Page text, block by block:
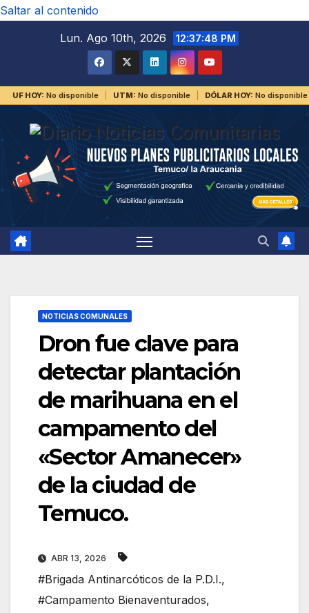
Saltar al contenido
Lun. Ago 10th, 2026
12:37:48 PM
UF HOY: No disponible UTM: No disponible DÓLAR HOY: No disponible
NOTICIAS COMUNALES
Dron fue clave para
detectar plantación
de marihuana en el
campamento del
«Sector Amanecer»
de la ciudad de
Temuco.
ABR 13, 2026
#Brigada Antinarcóticos de la P.D.I.,
#Campamento Bienaventurados,